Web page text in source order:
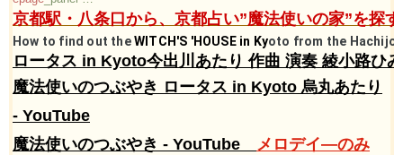
京都駅・八条口から、京都占い”魔法使いの家”を探
How to find out theWITCH'S 'HOUSE in Kyoto from the Hachijo
ロータス in Kyoto​​​今出川あたり 作曲 演奏 綾小路ひ
魔法使いのつぶやき ロータス in Kyoto 烏丸あたり
- YouTube
魔法使いのつぶやき - YouTube
​メロデイ―のみ​